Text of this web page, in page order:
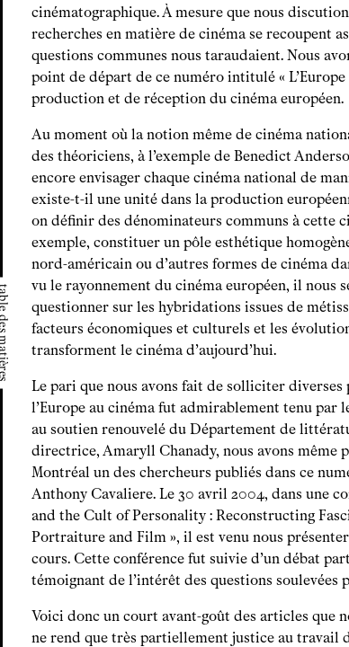
table des matières
cinématographique. À mesure que nous
recherches en matière de cinéma se recoupent
questions communes nous taraudaient. Nous
point de départ de ce numéro intitulé « L’Europe
production et de réception du cinéma européen.
Au moment où la notion même de cinéma
des théoriciens, à l’exemple de Benedict
encore envisager chaque cinéma national de
existe-t-il une unité dans la production
on définir des dénominateurs communs à cette
exemple, constituer un pôle esthétique
nord-américain ou d’autres formes de cinéma
vu le rayonnement du cinéma européen, il nous
questionner sur les hybridations issues de
facteurs économiques et culturels et les
transforment le cinéma d’aujourd’hui.
Le pari que nous avons fait de solliciter diverses
l’Europe au cinéma fut admirablement tenu par
au soutien renouvelé du Département de
directrice, Amaryll Chanady, nous avons même
Montréal un des chercheurs publiés dans ce
Anthony Cavaliere. Le 30 avril 2004, dans une
and the Cult of Personality : Reconstructing
Portraiture and Film », il est venu nous
cours. Cette conférence fut suivie d’un débat
témoignant de l’intérêt des questions soulevées
Voici donc un court avant-goût des articles que
ne rend que très partiellement justice au travail